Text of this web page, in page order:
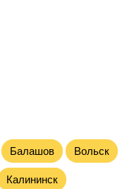
Балашов Вольск
Калининск